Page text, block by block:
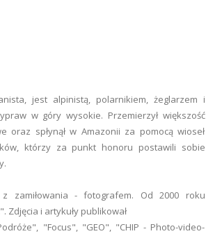
jest alpinistą, polarnikiem, żeglarzem i
w góry wysokie. Przemierzył większość
spłynął w Amazonii za pomocą wioseł
którzy za punkt honoru postawili sobie
zamiłowania - fotografem. Od 2000 roku
Zdjęcia i artykuły publikował
"Focus", "GEO", "CHIP - Photo-video-